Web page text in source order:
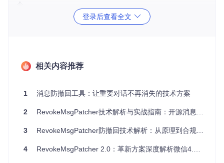
令。
多平台支持：全面兼容微信、QQ、TIM等主流即时通讯软
整留存
版本自适应：自动识别软件版本并应用对应补丁策略
二、分级解决方案：从新手到专家
登录后查看全文
相关内容推荐
1 消息防撤回工具：让重要对话不再消失的技术方案
2 RevokeMsgPatcher技术解析与实战指南：开源消息保护工具的全方位应用
3 RevokeMsgPatcher防撤回技术解析：从原理到合规的全方位指南
4 RevokeMsgPatcher 2.0：革新方案深度解析微信4.0.3.36防撤回适配难题